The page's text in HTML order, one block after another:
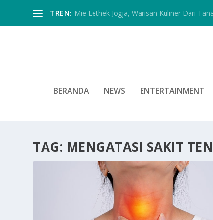
TREN: Mie Lethek Jogja, Warisan Kuliner Dari
BERANDA NEWS ENTERTAINMENT
TAG: MENGATASI SAKIT